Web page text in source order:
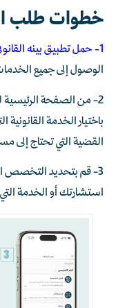
خطوات طلب
1- حمل تطبيق بينه
الوصول إلى جميع
2- من الصفحة الرئيسية
باختيار الخدمة
القضية التي تحتاج إلى
3- قم بتحديد التخصص
استشارتك أو الخدمة